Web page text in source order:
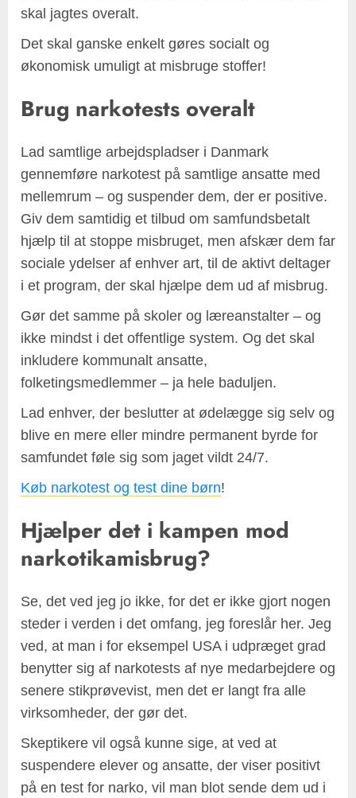
skal jagtes overalt.
Det skal ganske enkelt gøres socialt og
økonomisk umuligt at misbruge stoffer!
Brug narkotests overalt
Lad samtlige arbejdspladser i Danmark
gennemføre narkotest på samtlige ansatte med
mellemrum – og suspender dem, der er positive.
Giv dem samtidig et tilbud om samfundsbetalt
hjælp til at stoppe misbruget, men afskær dem far
sociale ydelser af enhver art, til de aktivt deltager
i et program, der skal hjælpe dem ud af misbrug.
Gør det samme på skoler og læreanstalter – og
ikke mindst i det offentlige system. Og det skal
inkludere kommunalt ansatte,
folketingsmedlemmer – ja hele baduljen.
Lad enhver, der beslutter at ødelægge sig selv og
blive en mere eller mindre permanent byrde for
samfundet føle sig som jaget vildt 24/7.
Køb narkotest og test dine børn!
Hjælper det i kampen mod
narkotikamisbrug?
Se, det ved jeg jo ikke, for det er ikke gjort nogen
steder i verden i det omfang, jeg foreslår her. Jeg
ved, at man i for eksempel USA i udpræget grad
benytter sig af narkotests af nye medarbejdere og
senere stikprøvevist, men det er langt fra alle
virksomheder, der gør det.
Skeptikere vil også kunne sige, at ved at
suspendere elever og ansatte, der viser positivt
på en test for narko, vil man blot sende dem ud i